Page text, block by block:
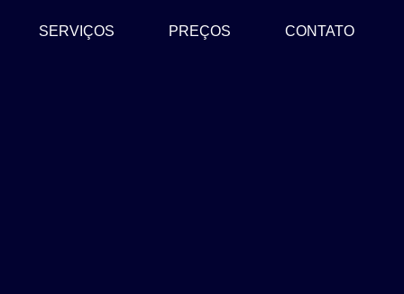
SERVIÇOS PREÇOS CONTATO